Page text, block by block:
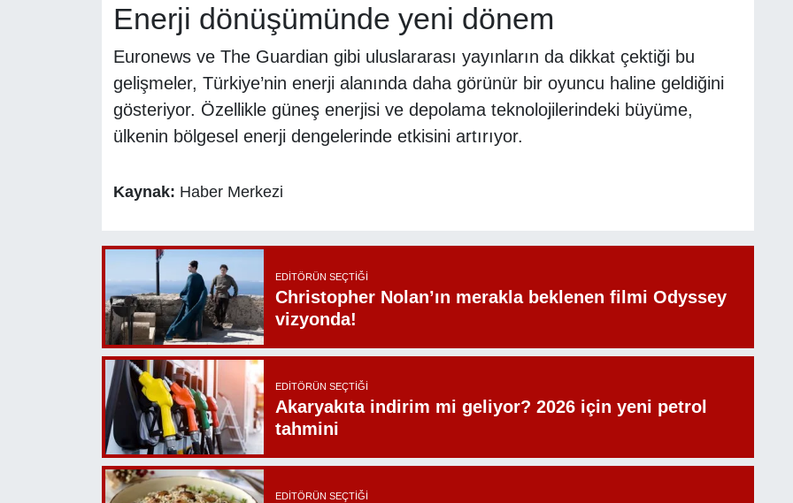
Enerji dönüşümünde yeni dönem
Euronews ve The Guardian gibi uluslararası yayınların da dikkat çektiği bu
gelişmeler, Türkiye’nin enerji alanında daha görünür bir oyuncu haline geldiğini
gösteriyor. Özellikle güneş enerjisi ve depolama teknolojilerindeki büyüme,
ülkenin bölgesel enerji dengelerinde etkisini artırıyor.
Kaynak: Haber Merkezi
EDITÖRÜN SEÇTIĞI
Christopher Nolan’ın merakla beklenen filmi Odyssey
vizyonda!
EDITÖRÜN SEÇTIĞI
Akaryakıta indirim mi geliyor? 2026 için yeni petrol
tahmini
EDITÖRÜN SEÇTIĞI